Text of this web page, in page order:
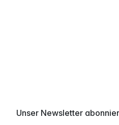
Unser Newsletter